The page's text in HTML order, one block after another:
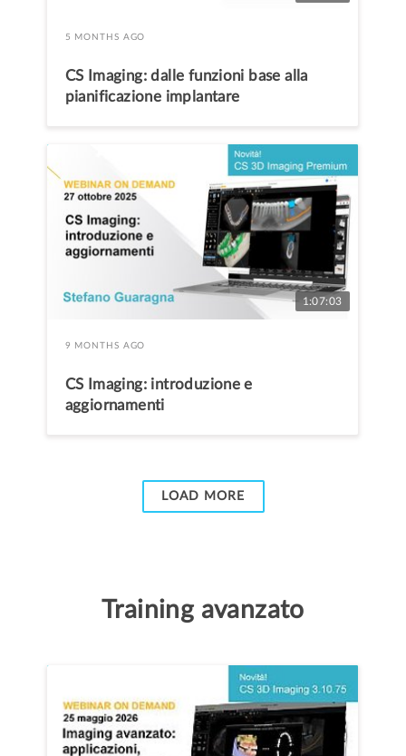
5 MONTHS AGO
CS Imaging: dalle funzioni base alla
pianificazione implantare
1:07:03
9 MONTHS AGO
CS Imaging: introduzione e
aggiornamenti
LOAD MORE
Training avanzato